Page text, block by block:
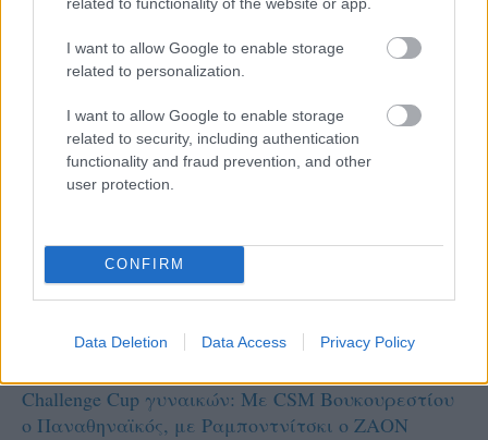
I want to allow Google to enable storage
related to personalization.
I want to allow Google to enable storage
related to security, including authentication
functionality and fraud prevention, and other
user protection.
CONFIRM
Data Deletion Data Access Privacy Policy
CHALLENGE CUP
Challenge Cup γυναικών: Με CSM Βουκουρεστίου
ο Παναθηναϊκός, με Ραμποντνίτσκι ο ΖΑΟΝ